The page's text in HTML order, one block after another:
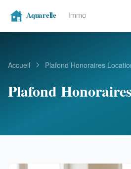
Accueil Plafond Honoraires
Plafond